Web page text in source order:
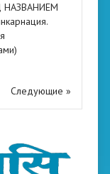
Следующие »